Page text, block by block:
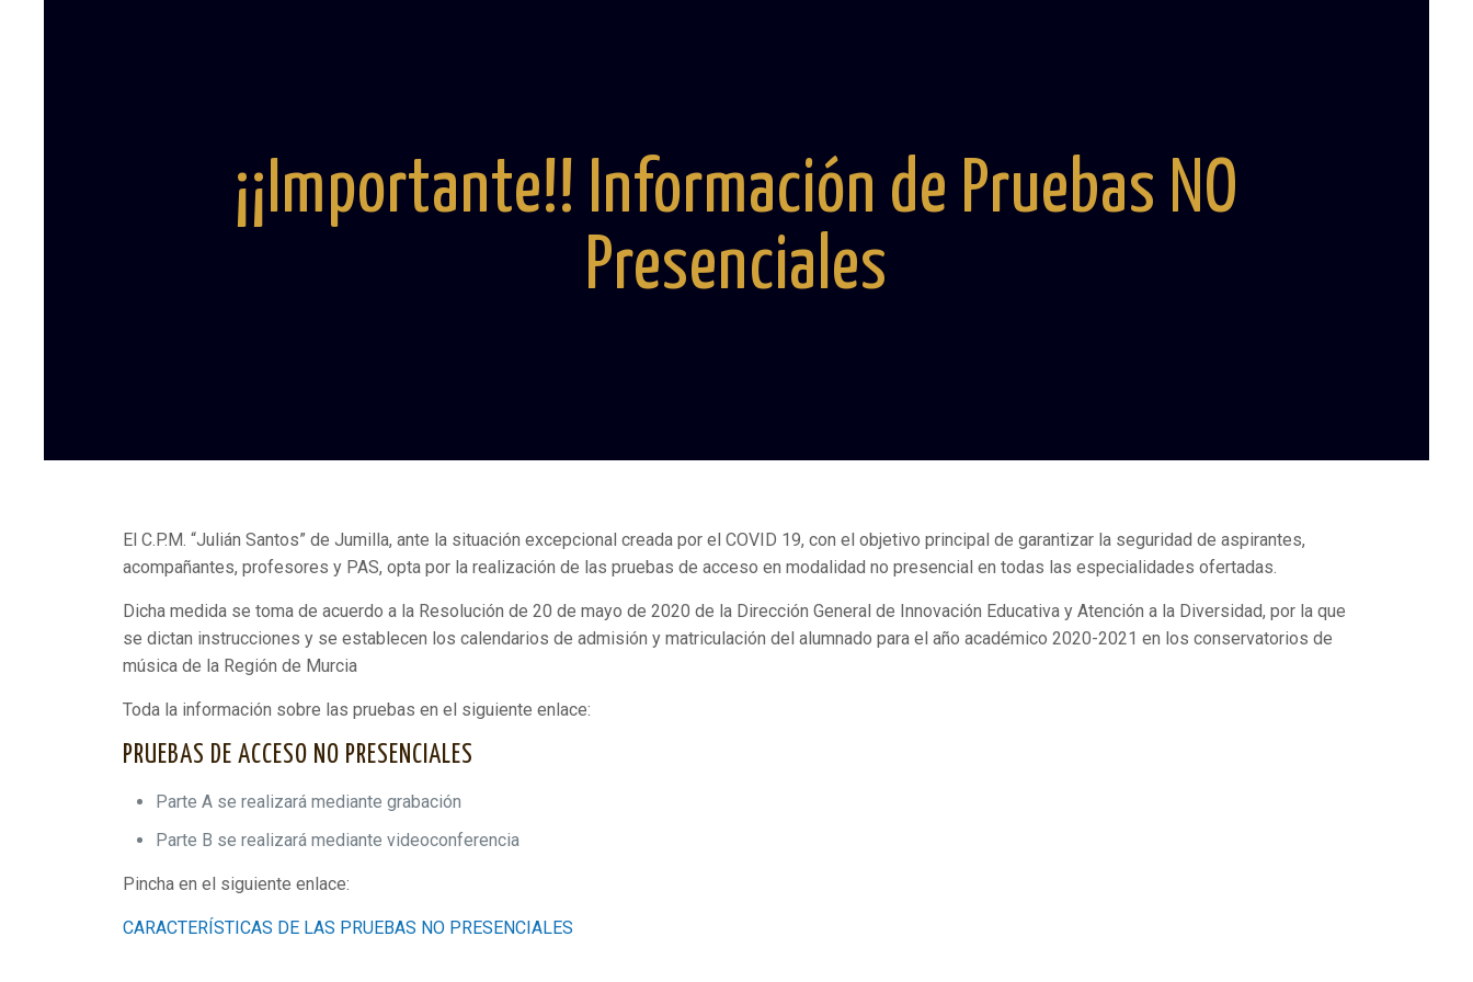
¡¡Importante!! Información de Pruebas NO
Presenciales
El C.P.M. “Julián Santos” de Jumilla, ante la situación excepcional creada por el COVID 19, con el objetivo principal de garantizar la seguridad de aspirantes,
acompañantes, profesores y PAS, opta por la realización de las pruebas de acceso en modalidad no presencial en todas las especialidades ofertadas.
Dicha medida se toma de acuerdo a la Resolución de 20 de mayo de 2020 de la Dirección General de Innovación Educativa y Atención a la Diversidad, por la que
se dictan instrucciones y se establecen los calendarios de admisión y matriculación del alumnado para el año académico 2020-2021 en los conservatorios de
música de la Región de Murcia
Toda la información sobre las pruebas en el siguiente enlace:
PRUEBAS DE ACCESO NO PRESENCIALES
Parte A se realizará mediante grabación
Parte B se realizará mediante videoconferencia
Pincha en el siguiente enlace:
CARACTERÍSTICAS DE LAS PRUEBAS NO PRESENCIALES